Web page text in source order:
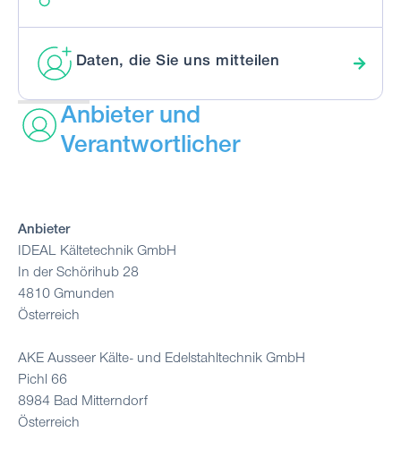
Daten, die Sie uns mitteilen
Anbieter und
Verantwortlicher
Anbieter
IDEAL Kältetechnik GmbH
In der Schörihub 28
4810 Gmunden
Österreich
AKE Ausseer Kälte- und Edelstahltechnik GmbH
Pichl 66
8984 Bad Mitterndorf
Österreich